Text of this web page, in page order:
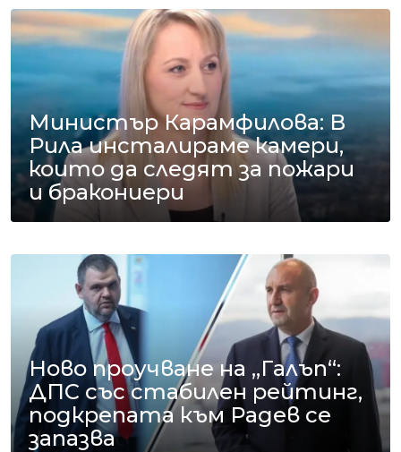
Министър Карамфилова: В
Рила инсталираме камери,
които да следят за пожари
и бракониери
Ново проучване на „Галъп“:
ДПС със стабилен рейтинг,
подкрепата към Радев се
запазва